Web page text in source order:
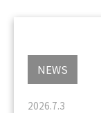
NEWS
2026.7.3